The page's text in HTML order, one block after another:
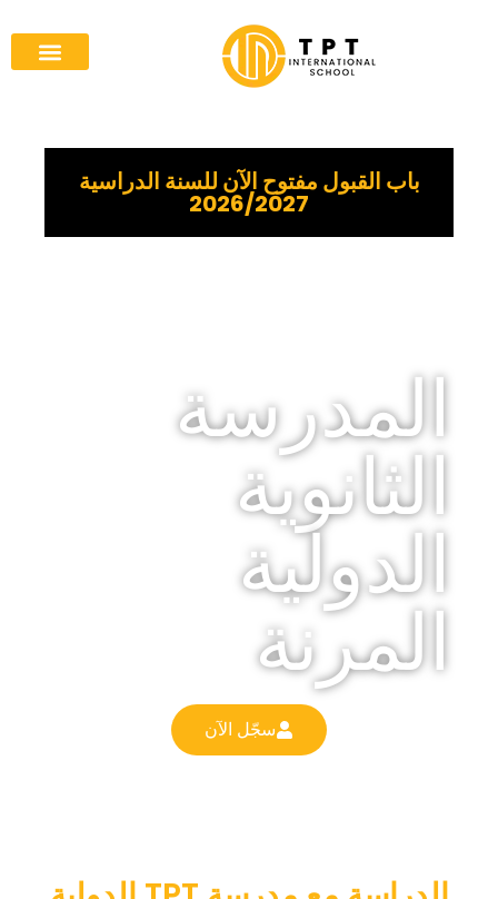
باب القبول مفتوح الآن للسنة الدراسية
2026/2027
المدرسة
الثانوية
الدولية
المرنة
سجّل الآن